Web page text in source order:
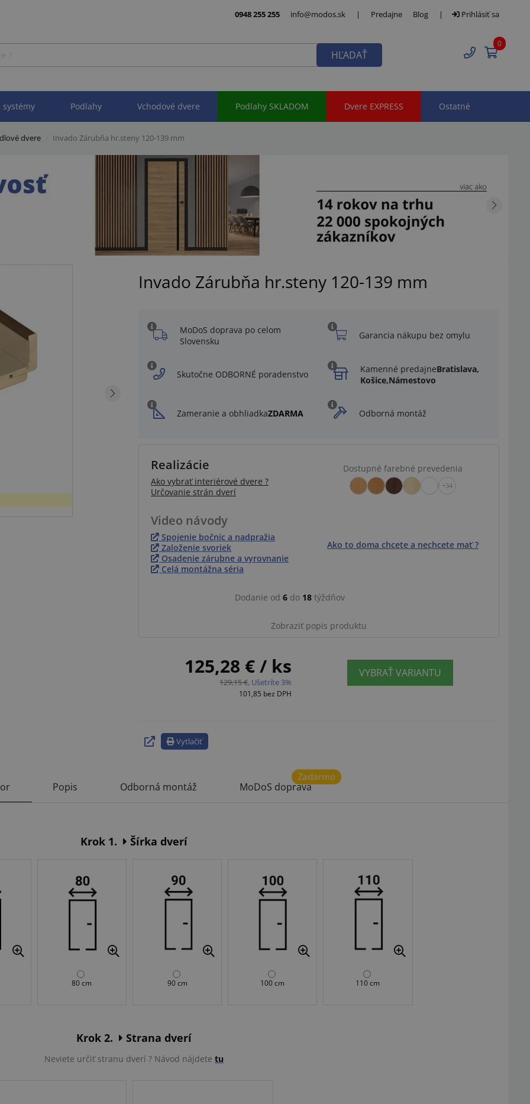
0948 255 255 info@modos.sk | Predajne Blog | Prihlásiť sa
HĽADAŤ
0
systémy Podlahy Vchodové dvere Podlahy SKLADOM Dvere EXPRESS Ostatné
dvere Invado Zárubňa hr.steny 120-139 mm
Invado Zárubňa hr.steny 120-139 mm
MoDoS doprava po celom
Slovensku
Garancia nákupu bez omylu
Skutočne ODBORNÉ poradenstvo Kamenné predajneBratislava,
Košice,Námestovo
Zameranie a obhliadkaZDARMA Odborná montáž
Realizácie
Ako vybrať interiérové dvere ?
Určovanie strán dverí
Dostupné farebné prevedenia
+34
Video návody
Spojenie bočníc a nadpražia
Založenie svoriek
Osadenie zárubne a vyrovnanie
Celá montážna séria
Ako to doma chcete a nechcete mať ?
Dodanie od 6 do 18 týždňov
Zobraziť popis produktu
125,28 € / ks
129,15 €, Ušetríte 3%
101,85 bez DPH
VYBRAŤ VARIANTU
Vytlačiť
Popis Odborná montáž
Zadarmo
MoDoS doprava
Krok 1. Šírka dverí
80 cm 90 cm 100 cm 110 cm
Krok 2. Strana dverí
Neviete určiť stranu dverí ? Návod nájdete tu